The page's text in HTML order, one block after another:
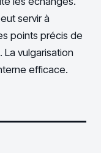
servir à
points précis de
vulgarisation
efficace.